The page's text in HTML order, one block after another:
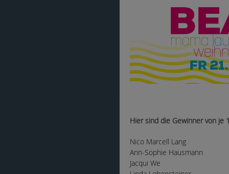
Hier sind die Gewinner von je
Nico Marcell Lang
Ann-Sophie Hausmann
Jacqui We